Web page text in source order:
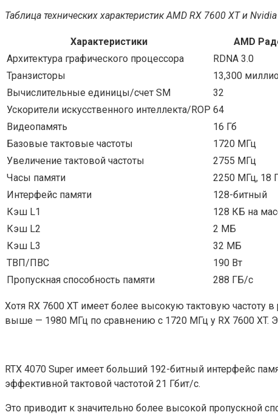
Таблица технических характеристик AMD RX 7600 XT и
Характеристики AMD
Архитектура графического процессора
RDNA 3.0
Транзисторы
13,300
Вычислительные единицы/счет SM
32
Ускорители искусственного интеллекта/ROP 64
Видеопамять
16 Гб
Базовые тактовые частоты
1720 МГц
Увеличение тактовой частоты
2755 МГц
Часы памяти
2250 МГц, 18
Интерфейс памяти
128-битный
Кэш L1
128 КБ на
Кэш L2
2 МБ
Кэш L3
32 МБ
ТВП/ПВС
190 Вт
Пропускная способность памяти
288 ГБ/с
Хотя RX 7600 XT имеет более высокую тактовую частоту
выше — 1980 МГц по сравнению с 1720 МГц у RX 7600 XT.
RTX 4070 Super имеет больший 192-битный интерфейс
эффективной тактовой частотой 21 Гбит/с.
Это приводит к значительно более высокой пропускной